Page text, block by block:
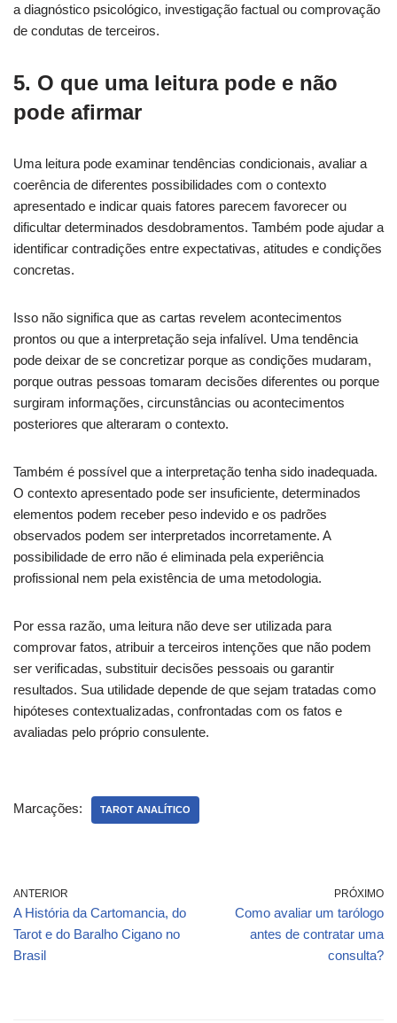
a diagnóstico psicológico, investigação factual ou comprovação
de condutas de terceiros.
5. O que uma leitura pode e não
pode afirmar
Uma leitura pode examinar tendências condicionais, avaliar a
coerência de diferentes possibilidades com o contexto
apresentado e indicar quais fatores parecem favorecer ou
dificultar determinados desdobramentos. Também pode ajudar a
identificar contradições entre expectativas, atitudes e condições
concretas.
Isso não significa que as cartas revelem acontecimentos
prontos ou que a interpretação seja infalível. Uma tendência
pode deixar de se concretizar porque as condições mudaram,
porque outras pessoas tomaram decisões diferentes ou porque
surgiram informações, circunstâncias ou acontecimentos
posteriores que alteraram o contexto.
Também é possível que a interpretação tenha sido inadequada.
O contexto apresentado pode ser insuficiente, determinados
elementos podem receber peso indevido e os padrões
observados podem ser interpretados incorretamente. A
possibilidade de erro não é eliminada pela experiência
profissional nem pela existência de uma metodologia.
Por essa razão, uma leitura não deve ser utilizada para
comprovar fatos, atribuir a terceiros intenções que não podem
ser verificadas, substituir decisões pessoais ou garantir
resultados. Sua utilidade depende de que sejam tratadas como
hipóteses contextualizadas, confrontadas com os fatos e
avaliadas pelo próprio consulente.
Marcações: TAROT ANALÍTICO
ANTERIOR
A História da Cartomancia, do
Tarot e do Baralho Cigano no
Brasil
PRÓXIMO
Como avaliar um tarólogo
antes de contratar uma
consulta?